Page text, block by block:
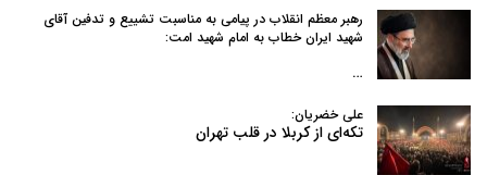
رهبر معظم انقلاب در پیامی به‌ مناسبت تشییع و تدفین آقای
شهید ایران خطاب به امام شهید امت:
…
علی خضریان:
تکه‌ای از کربلا در قلب تهران